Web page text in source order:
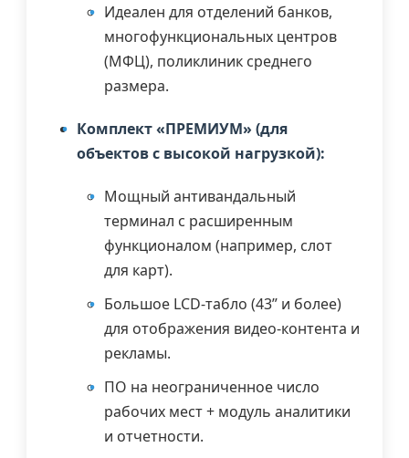
Идеален для отделений банков,
многофункциональных центров
(МФЦ), поликлиник среднего
размера.
Комплект «ПРЕМИУМ» (для
объектов с высокой нагрузкой):
Мощный антивандальный
терминал с расширенным
функционалом (например, слот
для карт).
Большое LCD-табло (43” и более)
для отображения видео-контента и
рекламы.
ПО на неограниченное число
рабочих мест + модуль аналитики
и отчетности.